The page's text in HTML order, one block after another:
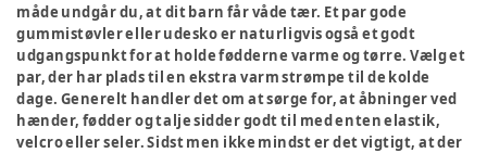
måde undgår du, at dit barn får våde tær. Et par gode
gummistøvler eller udesko er naturligvis også et godt
udgangspunkt for at holde fødderne varme og tørre. Vælg et
par, der har plads til en ekstra varm strømpe til de kolde
dage. Generelt handler det om at sørge for, at åbninger ved
hænder, fødder og talje sidder godt til med enten elastik,
velcro eller seler. Sidst men ikke mindst er det vigtigt, at der